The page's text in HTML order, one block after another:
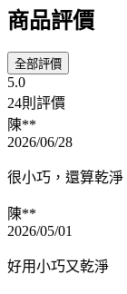
商品評價
全部評價
5.0
24則評價
陳**
2026/06/28
很小巧，還算乾淨
陳**
2026/05/01
好用小巧又乾淨